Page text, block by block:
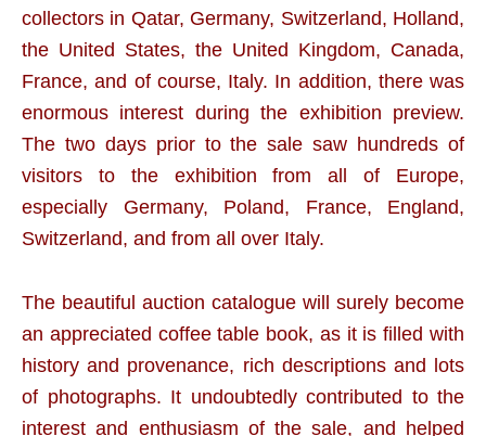
collectors in Qatar, Germany, Switzerland, Holland,
the United States, the United Kingdom, Canada,
France, and of course, Italy. In addition, there was
enormous interest during the exhibition preview.
The two days prior to the sale saw hundreds of
visitors to the exhibition from all of Europe,
especially Germany, Poland, France, England,
Switzerland, and from all over Italy.
The beautiful auction catalogue will surely become
an appreciated coffee table book, as it is filled with
history and provenance, rich descriptions and lots
of photographs. It undoubtedly contributed to the
interest and enthusiasm of the sale, and helped